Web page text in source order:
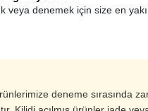
veya denemek için size en
deneme sırasında